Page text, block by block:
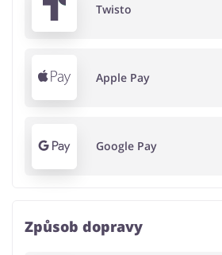
Twisto
Apple Pay
Google Pay
Způsob dopravy